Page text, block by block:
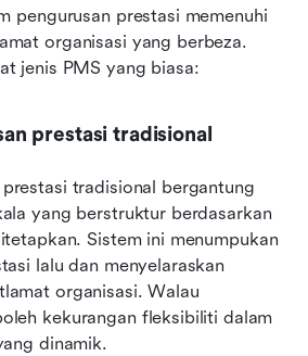
pengurusan prestasi memenuhi
organisasi yang berbeza.
jenis PMS yang biasa:
prestasi tradisional
tradisional bergantung
yang berstruktur berdasarkan
Sistem ini menumpukan
lalu dan menyelaraskan
organisasi. Walau
kekurangan fleksibiliti dalam
dinamik.